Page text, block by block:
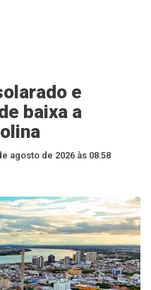
e
baixa a
agosto de 2026 às 08:58